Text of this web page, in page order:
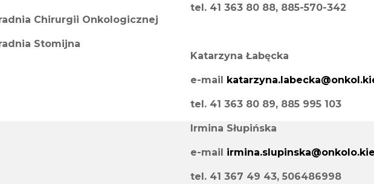
Chirurgii Onkologicznej
Stomijna
tel. 41 363 80 88, 885-570-342
Katarzyna Łabęcka
e-mail
tel. 41 363 80 89, 885 995 103
Irmina Słupińska
e-mail
tel. 41 367 49 43, 506486998